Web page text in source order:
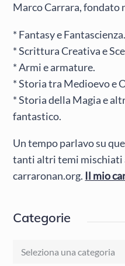
Marco Carrara, fondato
* Fantasy e Fantascienza.
* Scrittura Creativa e
* Armi e armature.
* Storia tra Medioevo e
* Storia della Magia e
fantastico.
Un tempo parlavo su
tanti altri temi mischiati
carraronan.org. Il mio
Categorie
Categorie